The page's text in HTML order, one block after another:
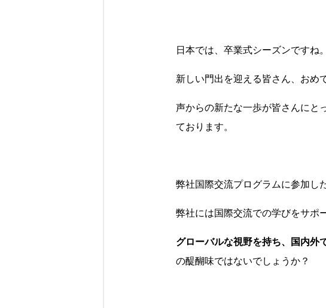
日本では、卒業式シーズンですね。
新しい門出を迎える皆さん、おめ
声からの新たな一歩が皆さんにと
ております。
弊社国際交流プログラムに参加し
弊社には国際交流での学びをサポ
グローバルな視野を持ち、国内外
の醍醐味ではないでしょうか？